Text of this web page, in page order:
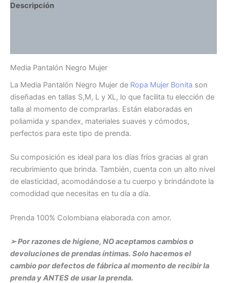
Descripción
Media Pantalón Negro Mujer
La Media Pantalón Negro Mujer de Ropa Mujer Bonita son
diseñadas en tallas S,M, L y XL, lo que facilita tu elección de
talla al momento de comprarlas. Están elaboradas en
poliamida y spandex, materiales suaves y cómodos,
perfectos para este tipo de prenda.
Su composición es ideal para los días fríos gracias al gran
recubrimiento que brinda. También, cuenta con un alto nivel
de elasticidad, acomodándose a tu cuerpo y brindándote la
comodidad que necesitas en tu día a día.
Prenda 100% Colombiana elaborada con amor.
➢ Por razones de higiene, NO aceptamos cambios o
devoluciones de prendas íntimas. Solo hacemos el
cambio por defectos de fábrica al momento de recibir la
prenda y ANTES de usar la prenda.